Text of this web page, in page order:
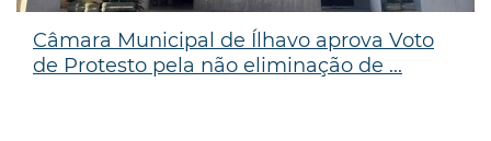
Câmara Municipal de Ílhavo aprova Voto
de Protesto pela não eliminação de ...